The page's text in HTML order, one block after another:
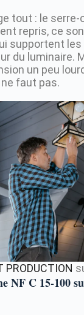
tout : le serre-
repris, ce
supportent
du luminaire.
un peu
faut pas.
PRODUCTION
NF C 15-100